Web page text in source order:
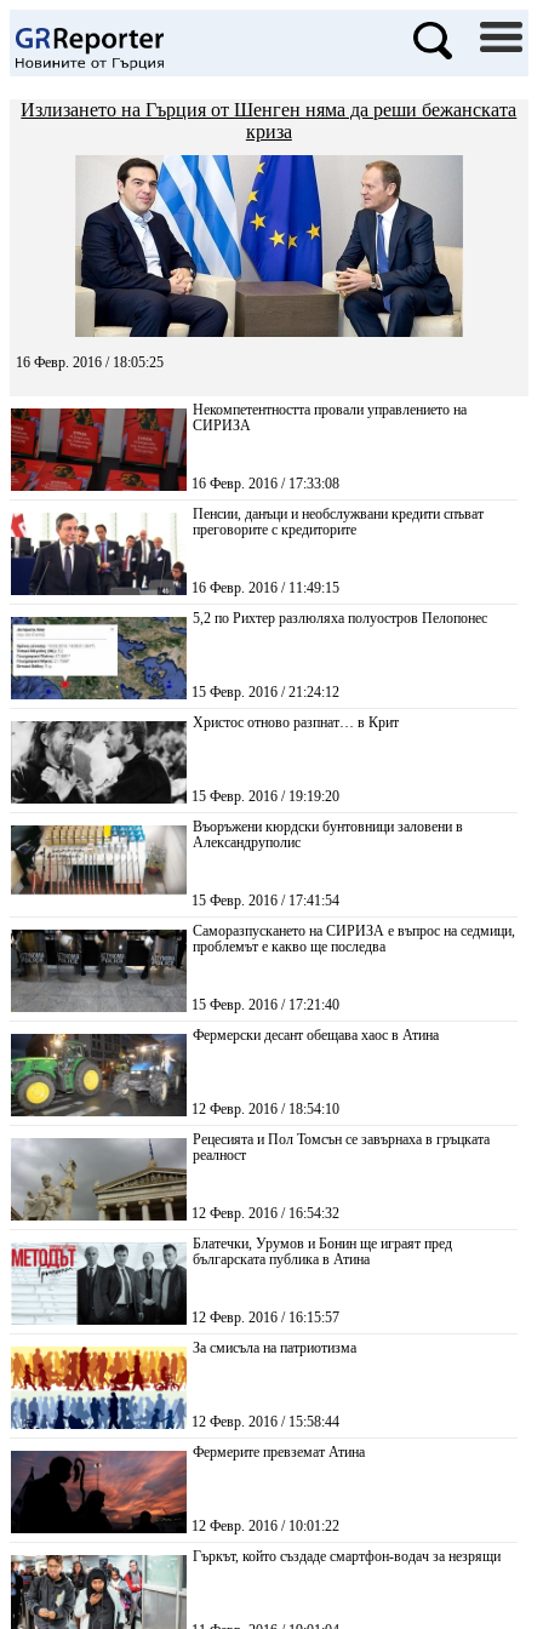
Излизането на Гърция от Шенген няма да реши бежанската
криза
16 Февр. 2016 / 18:05:25
Некомпетентността провали управлението на
СИРИЗА
16 Февр. 2016 / 17:33:08
Пенсии, данъци и необслужвани кредити спъват
преговорите с кредиторите
16 Февр. 2016 / 11:49:15
5,2 по Рихтер разлюляха полуостров Пелопонес
15 Февр. 2016 / 21:24:12
Христос отново разпнат… в Крит
15 Февр. 2016 / 19:19:20
Въоръжени кюрдски бунтовници заловени в
Александруполис
15 Февр. 2016 / 17:41:54
Саморазпускането на СИРИЗА е въпрос на седмици,
проблемът е какво ще последва
15 Февр. 2016 / 17:21:40
Фермерски десант обещава хаос в Атина
12 Февр. 2016 / 18:54:10
Рецесията и Пол Томсън се завърнаха в гръцката
реалност
12 Февр. 2016 / 16:54:32
Блатечки, Урумов и Бонин ще играят пред
българската публика в Атина
12 Февр. 2016 / 16:15:57
За смисъла на патриотизма
12 Февр. 2016 / 15:58:44
Фермерите превземат Атина
12 Февр. 2016 / 10:01:22
Гъркът, който създаде смартфон-водач за незрящи